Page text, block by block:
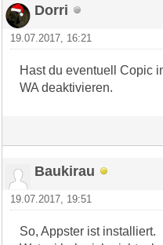
Dorri
19.07.2017, 16:21
Hast du eventuell Copic
WA deaktivieren.
Baukirau
19.07.2017, 19:51
So, Appster ist installiert.